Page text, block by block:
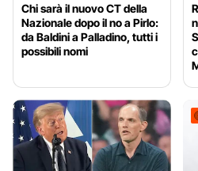
Chi sarà il nuovo CT della
Nazionale dopo il no a Pirlo:
da Baldini a Palladino, tutti i
possibili nomi